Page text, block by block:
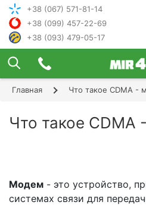
+38 (067) 571-81-14
+38 (099) 457-22-69
+38 (093) 479-05-17
Главная Что такое CDMA -
Что такое CDMA
Модем - это устройство,
системах связи для
ПОДОБРАТЬ
КОНСУЛЬТАНТОМ
Чтобы выбрать лучшего
оборудование, ответьте,
щие вопросы: